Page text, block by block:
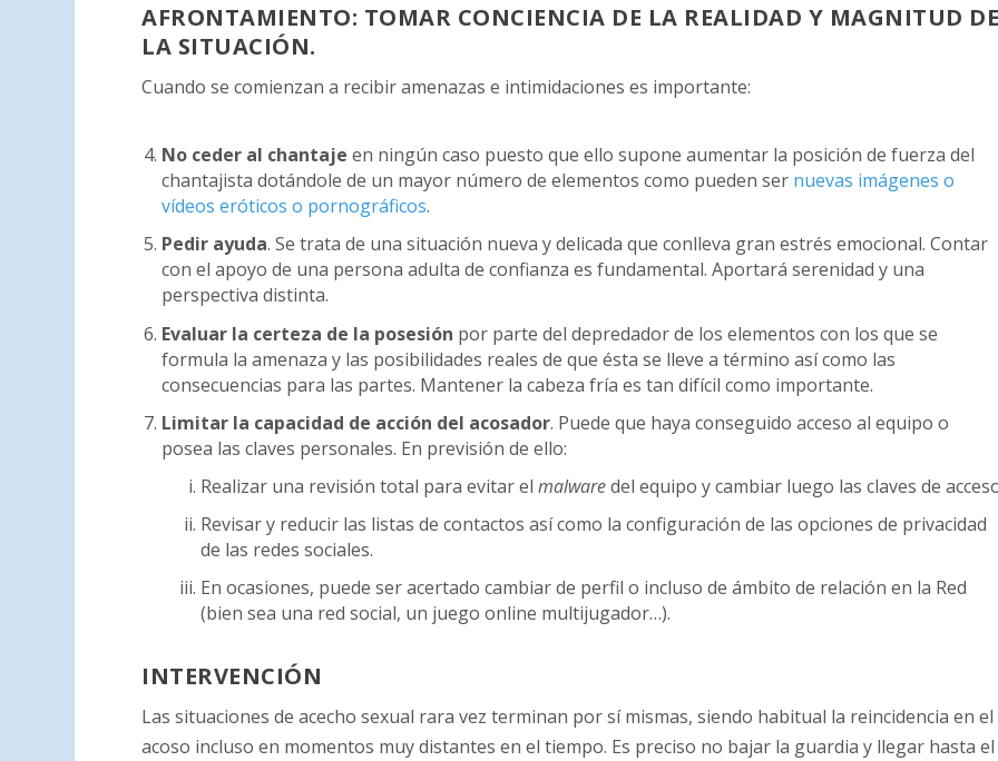
AFRONTAMIENTO: TOMAR CONCIENCIA DE LA REALIDAD Y MAGNITUD
LA SITUACIÓN.
Cuando se comienzan a recibir amenazas e intimidaciones es importante:
No ceder al chantaje en ningún caso puesto que ello supone aumentar la posición de fuerza del
chantajista dotándole de un mayor número de elementos como pueden ser nuevas imágenes o
vídeos eróticos o pornográficos.
Pedir ayuda. Se trata de una situación nueva y delicada que conlleva gran estrés emocional. Contar
con el apoyo de una persona adulta de confianza es fundamental. Aportará serenidad y una
perspectiva distinta.
Evaluar la certeza de la posesión por parte del depredador de los elementos con los que se
formula la amenaza y las posibilidades reales de que ésta se lleve a término así como las
consecuencias para las partes. Mantener la cabeza fría es tan difícil como importante.
Limitar la capacidad de acción del acosador. Puede que haya conseguido acceso al equipo o
posea las claves personales. En previsión de ello:
Realizar una revisión total para evitar el malwaredel equipo y cambiar luego las claves de
Revisar y reducir las listas de contactos así como la configuración de las opciones de privacidad
de las redes sociales.
En ocasiones, puede ser acertado cambiar de perfil o incluso de ámbito de relación en la Red
(bien sea una red social, un juego online multijugador…).
INTERVENCIÓN
Las situaciones de acecho sexual rara vez terminan por sí mismas, siendo habitual la reincidencia en el
acoso incluso en momentos muy distantes en el tiempo. Es preciso no bajar la guardia y llegar hasta el